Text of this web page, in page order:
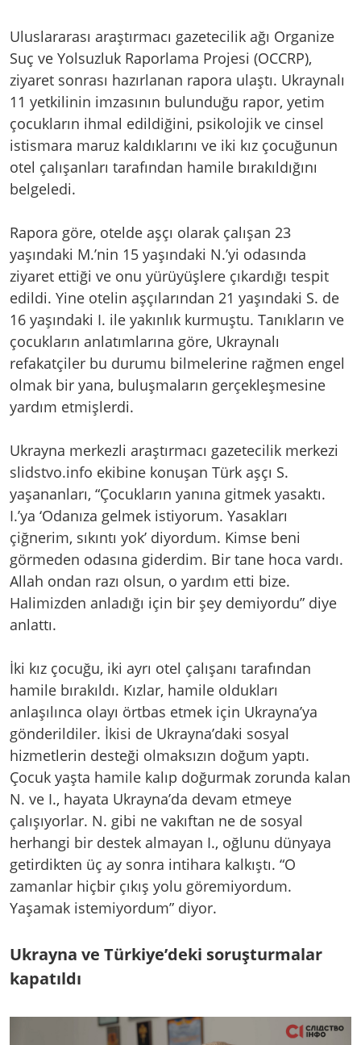
Uluslararası araştırmacı gazetecilik ağı Organize
Suç ve Yolsuzluk Raporlama Projesi (OCCRP),
ziyaret sonrası hazırlanan rapora ulaştı. Ukraynalı
11 yetkilinin imzasının bulunduğu rapor, yetim
çocukların ihmal edildiğini, psikolojik ve cinsel
istismara maruz kaldıklarını ve iki kız çocuğunun
otel çalışanları tarafından hamile bırakıldığını
belgeledi.
Rapora göre, otelde aşçı olarak çalışan 23
yaşındaki M.’nin 15 yaşındaki N.’yi odasında
ziyaret ettiği ve onu yürüyüşlere çıkardığı tespit
edildi. Yine otelin aşçılarından 21 yaşındaki S. de
16 yaşındaki I. ile yakınlık kurmuştu. Tanıkların ve
çocukların anlatımlarına göre, Ukraynalı
refakatçiler bu durumu bilmelerine rağmen engel
olmak bir yana, buluşmaların gerçekleşmesine
yardım etmişlerdi.
Ukrayna merkezli araştırmacı gazetecilik merkezi
slidstvo.info ekibine konuşan Türk aşçı S.
yaşananları, “Çocukların yanına gitmek yasaktı.
I.’ya ‘Odanıza gelmek istiyorum. Yasakları
çiğnerim, sıkıntı yok’ diyordum. Kimse beni
görmeden odasına giderdim. Bir tane hoca vardı.
Allah ondan razı olsun, o yardım etti bize.
Halimizden anladığı için bir şey demiyordu” diye
anlattı.
İki kız çocuğu, iki ayrı otel çalışanı tarafından
hamile bırakıldı. Kızlar, hamile oldukları
anlaşılınca olayı örtbas etmek için Ukrayna’ya
gönderildiler. İkisi de Ukrayna’daki sosyal
hizmetlerin desteği olmaksızın doğum yaptı.
Çocuk yaşta hamile kalıp doğurmak zorunda kalan
N. ve I., hayata Ukrayna’da devam etmeye
çalışıyorlar. N. gibi ne vakıftan ne de sosyal
herhangi bir destek almayan I., oğlunu dünyaya
getirdikten üç ay sonra intihara kalkıştı. “O
zamanlar hiçbir çıkış yolu göremiyordum.
Yaşamak istemiyordum” diyor.
Ukrayna ve Türkiye’deki soruşturmalar
kapatıldı